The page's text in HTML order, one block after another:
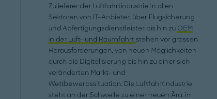
Zulieferer der Luftfahrtindustrie in allen
Sektoren von IT-Anbieter, über Flugsicherung
und Abfertigungsdienstleister bis hin zu OEM
in der Luft- und Raumfahrtstehen vor grossen
Herausforderungen, von neuen Möglichkeiten
durch die Digitalisierung bis hin zu einer sich
veränderten Markt- und
Wettbewerbssituation. Die Luftfahrtindustrie
steht an der Schwelle zu einer neuen Ära, in